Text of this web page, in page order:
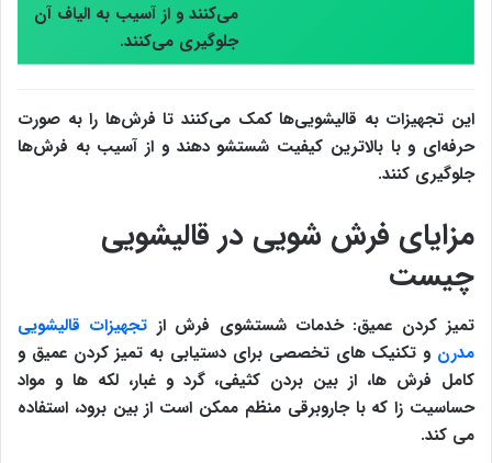
می‌کنند و از آسیب به الیاف آن
جلوگیری می‌کنند.
این تجهیزات به قالیشویی‌ها کمک می‌کنند تا فرش‌ها را به صورت
حرفه‌ای و با بالاترین کیفیت شستشو دهند و از آسیب به فرش‌ها
جلوگیری کنند.
مزایای فرش شویی در قالیشویی
چیست
تمیز کردن عمیق: خدمات شستشوی فرش از تجهیزات قالیشویی
مدرن و تکنیک های تخصصی برای دستیابی به تمیز کردن عمیق و
کامل فرش ها، از بین بردن کثیفی، گرد و غبار، لکه ها و مواد
حساسیت زا که با جاروبرقی منظم ممکن است از بین برود، استفاده
می کند.